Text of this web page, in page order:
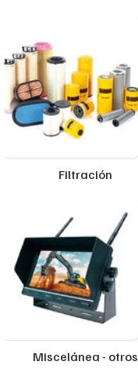
Filtración
Miscelánea - otros